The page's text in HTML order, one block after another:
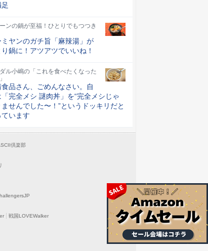
ンの鍋が至福！ひとりでもつつき
ミヤンのガチ旨「麻辣湯」が
鍋に！アツアツでいいね！
ル小嶋の「これを食べたくなった
食品さん、ごめんなさい。自
完全メシ 謎肉丼」を“完全メシじゃ
ませんでした〜！”というドッキリだと
ています
倶楽部
戦国LOVEWalker